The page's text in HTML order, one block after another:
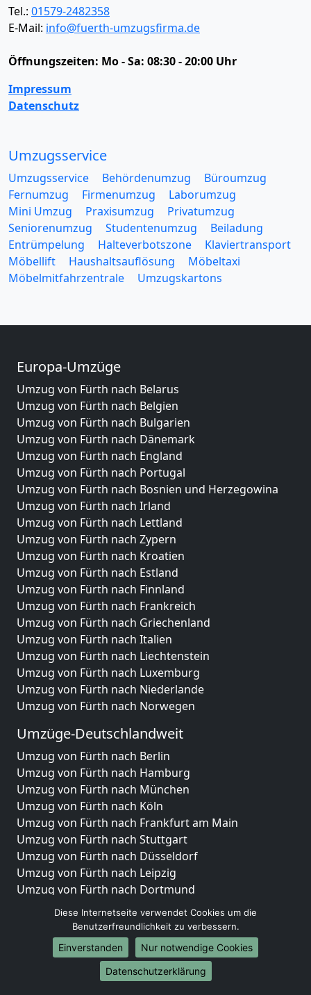
Tel.: 01579-2482358
E-Mail: info@fuerth-umzugsfirma.de
Öffnungszeiten: Mo - Sa: 08:30 - 20:00 Uhr
Impressum
Datenschutz
Umzugsservice
Umzugsservice Behördenumzug
Büroumzug
Fernumzug
Firmenumzug
Laborumzug
Mini Umzug
Praxisumzug
Privatumzug
Seniorenumzug
Studentenumzug
Beiladung
Entrümpelung
Halteverbotszone
Klaviertransport
Möbellift
Haushaltsauflösung
Möbeltaxi
Möbelmitfahrzentrale
Umzugskartons
Europa-Umzüge
Umzug von Fürth nach Belarus
Umzug von Fürth nach Belgien
Umzug von Fürth nach Bulgarien
Umzug von Fürth nach Dänemark
Umzug von Fürth nach England
Umzug von Fürth nach Portugal
Umzug von Fürth nach Bosnien und Herzegowina
Umzug von Fürth nach Irland
Umzug von Fürth nach Lettland
Umzug von Fürth nach Zypern
Umzug von Fürth nach Kroatien
Umzug von Fürth nach Estland
Umzug von Fürth nach Finnland
Umzug von Fürth nach Frankreich
Umzug von Fürth nach Griechenland
Umzug von Fürth nach Italien
Umzug von Fürth nach Liechtenstein
Umzug von Fürth nach Luxemburg
Umzug von Fürth nach Niederlande
Umzug von Fürth nach Norwegen
Umzüge-Deutschlandweit
Umzug von Fürth nach Berlin
Umzug von Fürth nach Hamburg
Umzug von Fürth nach München
Umzug von Fürth nach Köln
Umzug von Fürth nach Frankfurt am Main
Umzug von Fürth nach Stuttgart
Umzug von Fürth nach Düsseldorf
Umzug von Fürth nach Leipzig
Umzug von Fürth nach Dortmund
Umzug von Fürth nach Essen
Umzug von Fürth nach Bremen
Umzug von Fürth nach Dresden
Umzug von Fürth nach Hannover
Umzug von Fürth nach Nürnberg
Diese Internetseite verwendet Cookies um die
Benutzerfreundlichkeit zu verbessern.
Einverstanden
Nur notwendige Cookies
Datenschutzerklärung